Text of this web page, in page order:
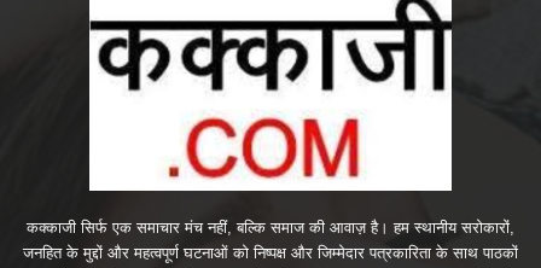
कक्काजी सिर्फ एक समाचार मंच नहीं, बल्कि समाज की आवाज़ है। हम स्थानीय सरोकारों,
जनहित के मुद्दों और महत्वपूर्ण घटनाओं को निष्पक्ष और जिम्मेदार पत्रकारिता के साथ पाठकों